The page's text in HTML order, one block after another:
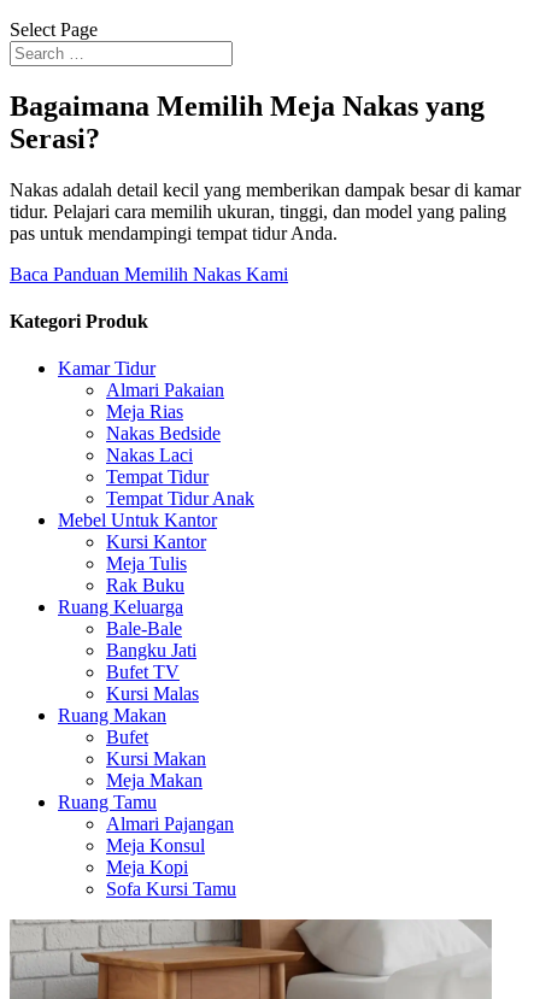
Select Page
Bagaimana Memilih Meja Nakas yang
Serasi?
Nakas adalah detail kecil yang memberikan dampak besar di kamar
tidur. Pelajari cara memilih ukuran, tinggi, dan model yang paling
pas untuk mendampingi tempat tidur Anda.
Baca Panduan Memilih Nakas Kami
Kategori Produk
Kamar Tidur
Almari Pakaian
Meja Rias
Nakas Bedside
Nakas Laci
Tempat Tidur
Tempat Tidur Anak
Mebel Untuk Kantor
Kursi Kantor
Meja Tulis
Rak Buku
Ruang Keluarga
Bale-Bale
Bangku Jati
Bufet TV
Kursi Malas
Ruang Makan
Bufet
Kursi Makan
Meja Makan
Ruang Tamu
Almari Pajangan
Meja Konsul
Meja Kopi
Sofa Kursi Tamu